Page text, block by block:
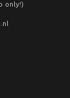
only!)